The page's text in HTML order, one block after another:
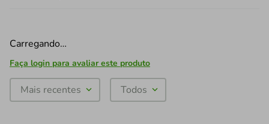
Carregando…
Faça login para avaliar este produto
Mais recentes Todos